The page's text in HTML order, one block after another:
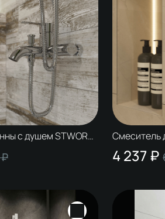
с душем STWORKI
глянцевый хром,
Смеситель
Дублин
латунь,
4 237 ₽